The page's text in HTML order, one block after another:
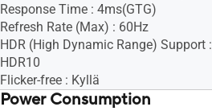
Response Time : 4ms(GTG)
Refresh Rate (Max) : 60Hz
HDR (High Dynamic Range) Support :
HDR10
Flicker-free : Kyllä
Power Consumption